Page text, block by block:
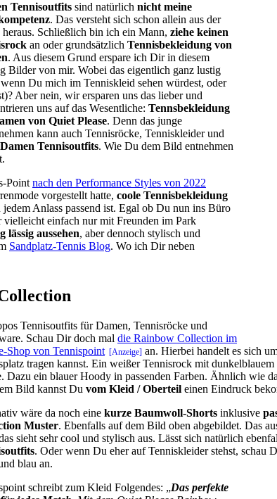
Tennisoutfits sind natürlich nicht meine
. Das versteht sich schon allein aus der
Schließlich bin ich ein Mann, ziehe keinen
an oder grundsätzlich Tennisbekleidung von
. Aus diesem Grund erspare ich Dir in diesem
Bilder von mir. Wobei das eigentlich ganz lustig
Du mich im Tenniskleid sehen würdest, oder
Aber nein, wir ersparen uns das lieber und
uns auf das Wesentliche: Tennsbekleidung
von Quiet Please. Denn das junge
kann auch Tennisröcke, Tenniskleider und
Tennisoutfits. Wie Du dem Bild entnehmen
Point nach den Performance Styles von 2022
vorgestellt hatte, coole Tennisbekleidung
jedem Anlass passend ist. Egal ob Du nun ins Büro
einfach nur mit Freunden im Park
lässig aussehen, aber dennoch stylisch und
Sandplatz-Tennis Blog. Wo ich Dir neben
Tennisoutfits für Damen, Tennisröcke und
Schau Dir doch mal die Rainbow Collection im
Shop von Tennispoint
an. Hierbei handelt es sich
tragen kannst. Ein weißer Tennisrock mit
Dazu ein blauer Hoody in passenden Farben. Ähnlich wie
Bild kannst Du vom Kleid / Oberteil einen Eindruck
wäre da noch eine kurze Baumwoll-Shorts inklusive
Muster. Ebenfalls auf dem Bild oben abgebildet. Das
sieht sehr cool und stylisch aus. Lässt sich natürlich
. Oder wenn Du eher auf Tenniskleider stehst, schau
blau an.
schreibt zum Kleid Folgendes: „Das perfekte